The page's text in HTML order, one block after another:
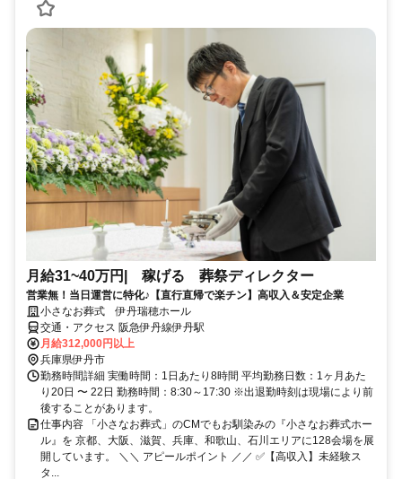
月給31~40万円| 稼げる 葬祭ディレクター
営業無！当日運営に特化♪【直行直帰で楽チン】高収入＆安定企業
小さなお葬式 伊丹瑞穂ホール
交通・アクセス 阪急伊丹線伊丹駅
月給312,000円以上
兵庫県伊丹市
勤務時間詳細 実働時間：1日あたり8時間 平均勤務日数：1ヶ月あた
り20日 〜 22日 勤務時間：8:30～17:30 ※出退勤時刻は現場により前
後することがあります。
仕事内容 「小さなお葬式」のCMでもお馴染みの『小さなお葬式ホー
ル』を 京都、大阪、滋賀、兵庫、和歌山、石川エリアに128会場を展
開しています。 ＼＼ アピールポイント ／／ ✅【高収入】未経験ス
タ...